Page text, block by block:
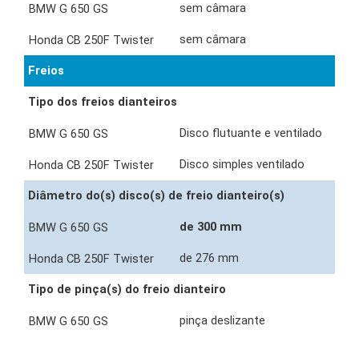
sem câmara
sem câmara
Freios
Tipo dos freios dianteiros
Disco flutuante e ventilado
Disco simples ventilado
Diâmetro do(s) disco(s) de freio dianteiro(s)
de 300 mm
de 276 mm
Tipo de pinça(s) do freio dianteiro
pinça deslizante